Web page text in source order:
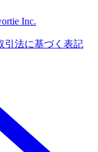
Inc.
引法に基づく表記